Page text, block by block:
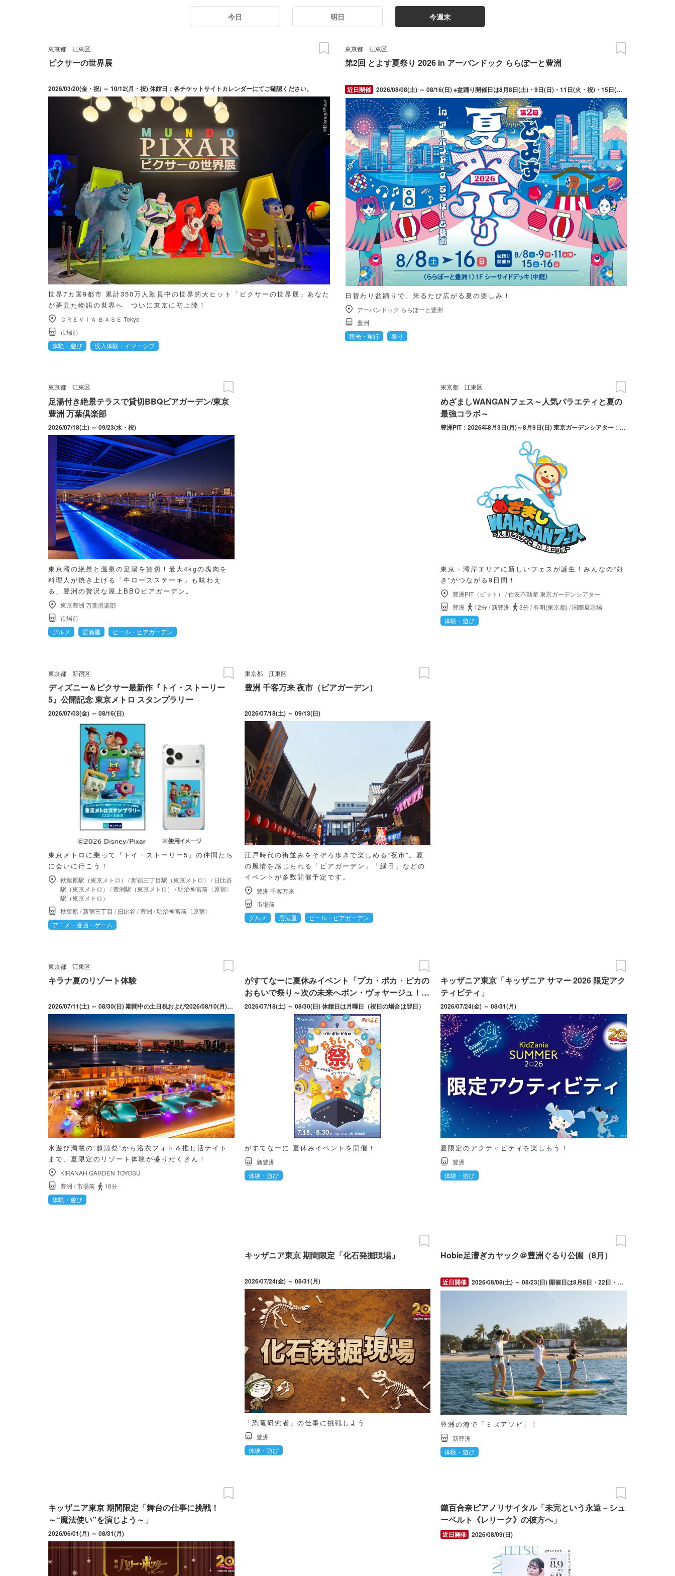
今日 明日 今週末
東京都 江東区
ピクサーの世界展
2026/03/20(金・祝) ～ 10/12(月・祝) 休館日：各チケットサイトカレンダーにてご確認ください。
世界7カ国9都市 累計350万人動員中の世界的大ヒット「ピクサーの世界展」あなた
が夢見た物語の世界へ ついに東京に初上陸！
ＣＲＥＶＩＡ ＢＡＳＥ Tokyo
市場前
体験・遊び
没入体験・イマーシブ
東京都 江東区
第2回 とよす夏祭り 2026 in アーバンドック ららぽーと豊洲
2026/08/08(土) ～ 08/16(日) ※盆踊り開催日は8月8日(土)・9日(日)・11日(火・祝)・15日(土)・16日(日)のみ。 ※縁日およびキッチンカーについては期間中の全日程営業予定。 ※開催コンテンツは日によって異なります。
日替わり盆踊りで、来るたび広がる夏の楽しみ！
アーバンドック ららぽーと豊洲
豊洲
観光・旅行
祭り
東京都 江東区
足湯付き絶景テラスで貸切BBQビアガーデン/東京
豊洲 万葉倶楽部
2026/07/18(土) ～ 09/23(水・祝)
東京湾の絶景と温泉の足湯を貸切！最大4kgの塊肉を
料理人が焼き上げる「牛ロースステーキ」も味わえ
る、豊洲の贅沢な屋上BBQビアガーデン。
東京豊洲 万葉倶楽部
市場前
グルメ
居酒屋 ビール・ビアガーデン
東京都 江東区
めざましWANGANフェス～人気バラエティと夏の
最強コラボ～
豊洲PIT：2026年8月3日(月)～8月9日(日) 東京ガーデンシアター：2026年8月13日(木)、14日(金)
東京・湾岸エリアに新しいフェスが誕生！みんなの“好
き”がつながる9日間！
豊洲PIT（ピット） /住友不動産 東京ガーデンシアター
豊洲
12分/新豊洲 3分/有明(東京都) /国際展示場
体験・遊び
東京都 新宿区
ディズニー＆ピクサー最新作『トイ・ストーリー
5』公開記念 東京メトロ スタンプラリー
2026/07/03(金) ～ 08/16(日)
東京メトロに乗って『トイ・ストーリー5』の仲間たち
に会いに行こう！
秋葉原駅（東京メトロ） /新宿三丁目駅（東京メトロ） / 日比谷
駅（東京メトロ） /豊洲駅（東京メトロ） /明治神宮前〈原宿〉
駅（東京メトロ）
秋葉原/新宿三丁目 / 日比谷 /豊洲 /明治神宮前〈原宿〉
アニメ・漫画・ゲーム
東京都江東区
豊洲 千客万来 夜市（ビアガーデン）
2026/07/18(土) ～ 09/13(日)
江戸時代の街並みをそぞろ歩きで楽しめる“夜市”。夏
の風情を感じられる「ビアガーデン」「縁日」などの
イベントが多数開催予定です。
豊洲 千客万来
市場前
グルメ
居酒屋 ビール・ビアガーデン
東京都 江東区
キラナ夏のリゾート体験
2026/07/11(土) ～ 08/30(日) 期間中の土日祝および2026/08/10(月)～2026/08/16(日)
水遊び満載の“超涼祭”から浴衣フォト＆推し活ナイト
まで、夏限定のリゾート体験が盛りだくさん！
KIRANAH GARDEN TOYOSU
豊洲 /市場前
10分
体験・遊び
がすてなーに夏休みイベント「プカ・ポカ・ピカの
おもいで祭り～次の未来へボン・ヴォヤージュ！
～」
2026/07/18(土) ～ 08/30(日) 休館日は月曜日（祝日の場合は翌日）
がすてなーに 夏休みイベントを開催！
新豊洲
体験・遊び
キッザニア東京「キッザニア サマー 2026 限定アク
ティビティ」
2026/07/24(金) ～ 08/31(月)
夏限定のアクティビティを楽しもう！
豊洲
体験・遊び
キッザニア東京 期間限定「化石発掘現場」
2026/07/24(金) ～ 08/31(月)
「恐竜研究者」の仕事に挑戦しよう
豊洲
体験・遊び
Hobie足漕ぎカヤック＠豊洲ぐるり公園（8月）
2026/08/08(土) ～ 08/23(日) 開催日は8月8日・22日・23日
豊洲の海で「ミズアソビ」！
新豊洲
体験・遊び
キッザニア東京 期間限定「舞台の仕事に挑戦！
～“魔法使い”を演じよう～」
2026/06/01(月) ～ 08/31(月)
鐵百合奈ピアノリサイタル「未完という永遠－シュ
ーベルト《レリーク》の彼方へ」
2026/08/09(日)